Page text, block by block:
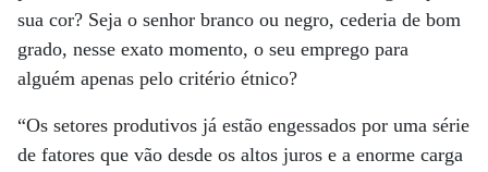
sua cor? Seja o senhor branco ou negro, cederia de bom
grado, nesse exato momento, o seu emprego para
alguém apenas pelo critério étnico?
“Os setores produtivos já estão engessados por uma série
de fatores que vão desde os altos juros e a enorme carga